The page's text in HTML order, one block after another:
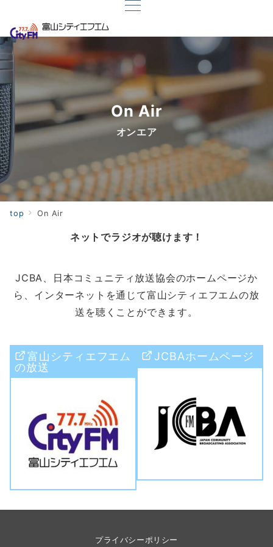
On Air
オンエア
top On Air
ネットでラジオが聴けます！
JCBA、日本コミュニティ放送協会のホームページか
ら、インターネットを通じて富山シティエフエムの放
送を聴くことができます。
富山シティエフエム
の放送
JCBAホームページ
プライバシーポリシー